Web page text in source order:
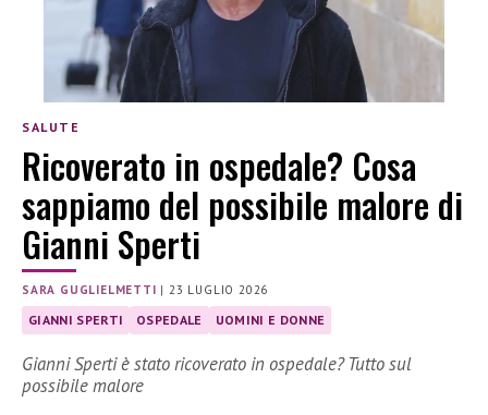
SALUTE
Ricoverato in ospedale? Cosa
sappiamo del possibile malore di
Gianni Sperti
SARA GUGLIELMETTI |23 LUGLIO 2026
GIANNI SPERTI OSPEDALE UOMINI E DONNE
Gianni Sperti è stato ricoverato in ospedale? Tutto sul
possibile malore